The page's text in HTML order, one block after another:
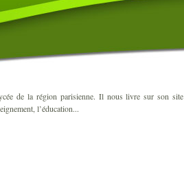
de la région parisienne. Il nous livre sur son site
l’éducation...